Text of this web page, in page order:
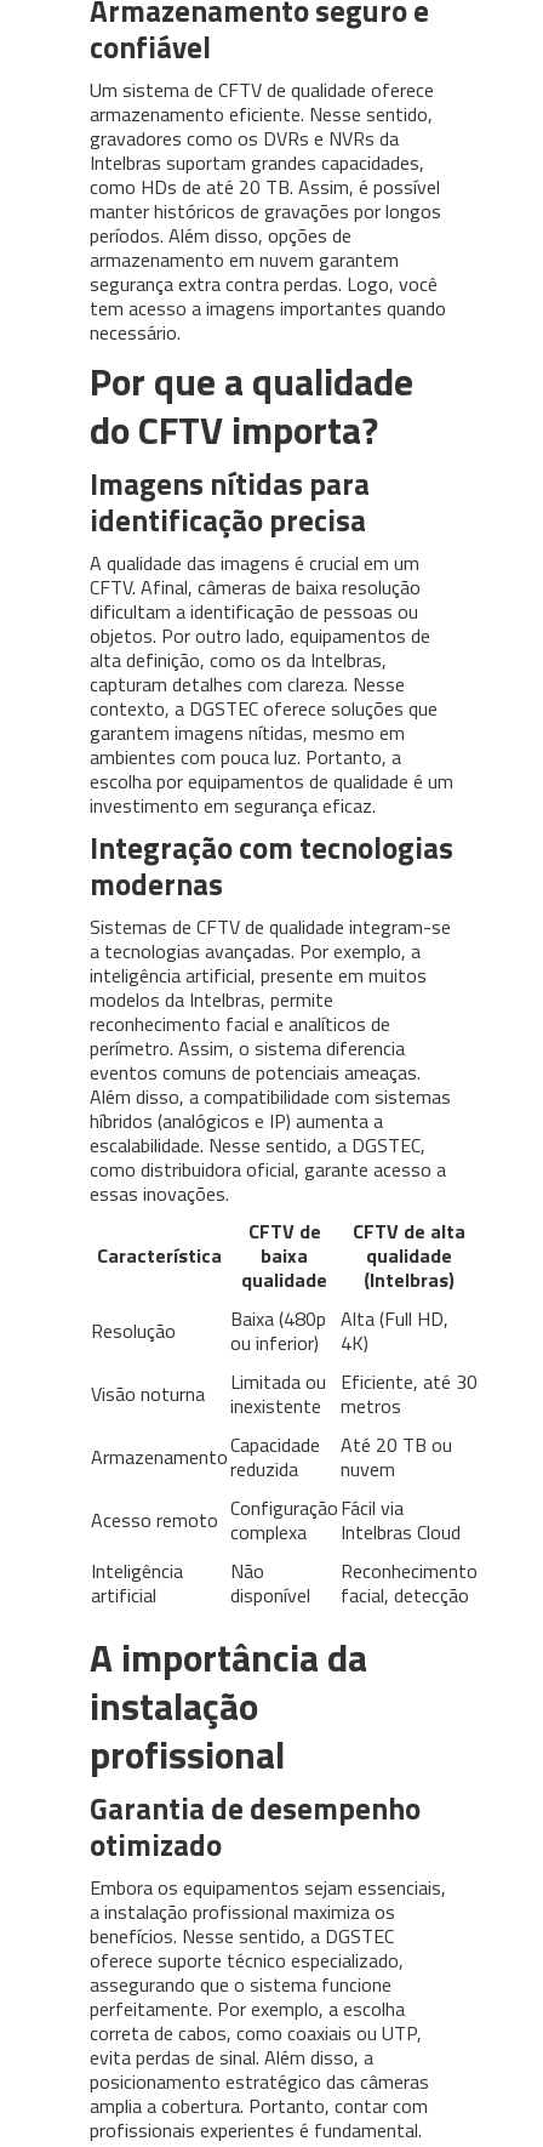
Armazenamento seguro e
confiável
Um sistema de CFTV de qualidade oferece
armazenamento eficiente. Nesse sentido,
gravadores como os DVRs e NVRs da
Intelbras suportam grandes capacidades,
como HDs de até 20 TB. Assim, é possível
manter históricos de gravações por longos
períodos. Além disso, opções de
armazenamento em nuvem garantem
segurança extra contra perdas. Logo, você
tem acesso a imagens importantes quando
necessário.
Por que a qualidade
do CFTV importa?
Imagens nítidas para
identificação precisa
A qualidade das imagens é crucial em um
CFTV. Afinal, câmeras de baixa resolução
dificultam a identificação de pessoas ou
objetos. Por outro lado, equipamentos de
alta definição, como os da Intelbras,
capturam detalhes com clareza. Nesse
contexto, a DGSTEC oferece soluções que
garantem imagens nítidas, mesmo em
ambientes com pouca luz. Portanto, a
escolha por equipamentos de qualidade é um
investimento em segurança eficaz.
Integração com tecnologias
modernas
Sistemas de CFTV de qualidade integram-se
a tecnologias avançadas. Por exemplo, a
inteligência artificial, presente em muitos
modelos da Intelbras, permite
reconhecimento facial e analíticos de
perímetro. Assim, o sistema diferencia
eventos comuns de potenciais ameaças.
Além disso, a compatibilidade com sistemas
híbridos (analógicos e IP) aumenta a
escalabilidade. Nesse sentido, a DGSTEC,
como distribuidora oficial, garante acesso a
essas inovações.
Característica
CFTV de
baixa
qualidade
CFTV de alta
qualidade
(Intelbras)
Resolução
Baixa (480p
ou inferior)
Alta (Full HD,
4K)
Visão noturna
Limitada ou
inexistente
Eficiente, até 30
metros
ArmazenamentoCapacidade
reduzida
Até 20 TB ou
nuvem
Acesso remoto Configuração
complexa
Fácil via
Intelbras Cloud
Inteligência
artificial
Não
disponível
Reconhecimento
facial, detecção
A importância da
instalação
profissional
Garantia de desempenho
otimizado
Embora os equipamentos sejam essenciais,
a instalação profissional maximiza os
benefícios. Nesse sentido, a DGSTEC
oferece suporte técnico especializado,
assegurando que o sistema funcione
perfeitamente. Por exemplo, a escolha
correta de cabos, como coaxiais ou UTP,
evita perdas de sinal. Além disso, a
posicionamento estratégico das câmeras
amplia a cobertura. Portanto, contar com
profissionais experientes é fundamental.